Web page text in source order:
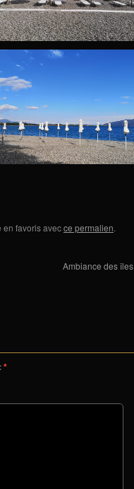
en favoris avecce permalien.
Ambiance des îles
*